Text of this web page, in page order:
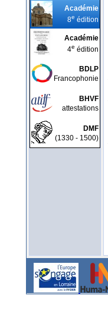
Académie
8e édition
Académie
4e édition
BDLP
Francophonie
BHVF
attestations
DMF
(1330 - 1500)